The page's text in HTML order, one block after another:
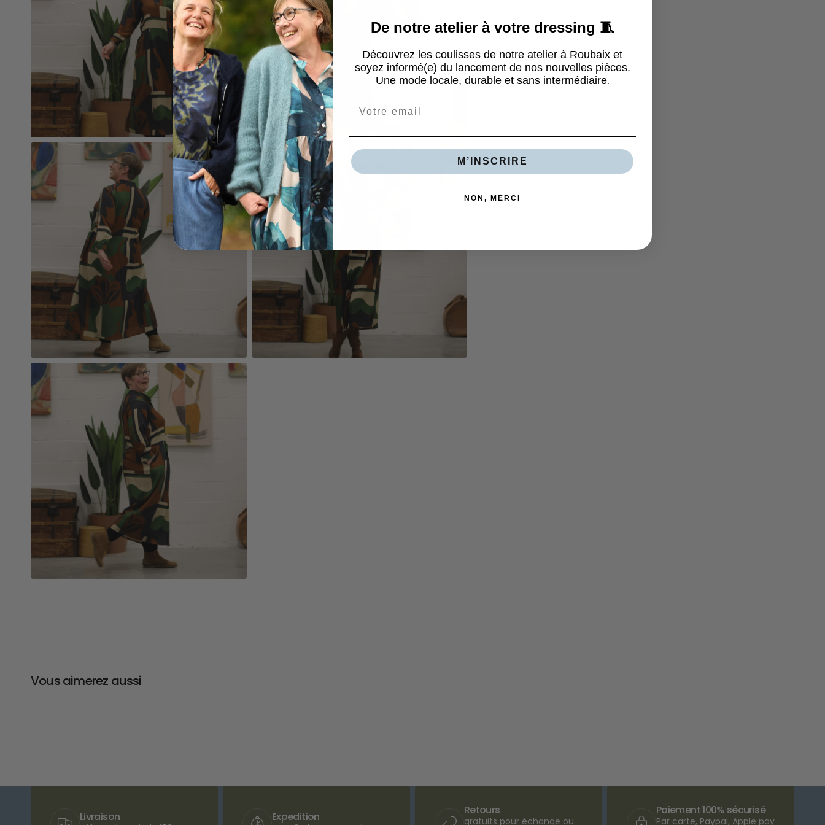
Vous aimerez aussi
Livraison Expedition Retours
gratuits pour échange ou
Paiement 100% sécurisé
Par carte, Paypal, Apple pay
De notre atelier à votre dressing 🧵
Découvrez les coulisses de notre atelier à Roubaix et
soyez informé(e) du lancement de nos nouvelles pièces.
Une mode locale, durable et sans intermédiaire.
M’INSCRIRE
NON, MERCI